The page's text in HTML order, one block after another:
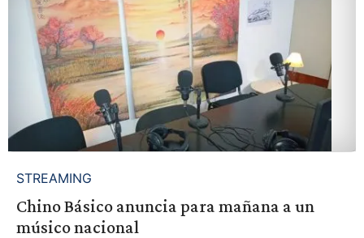
STREAMING
Chino Básico anuncia para mañana a un
músico nacional